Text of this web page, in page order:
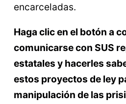
encarceladas.
Haga clic en el botón a
comunicarse con SUS
estatales y hacerles
estos proyectos de ley
manipulación de las